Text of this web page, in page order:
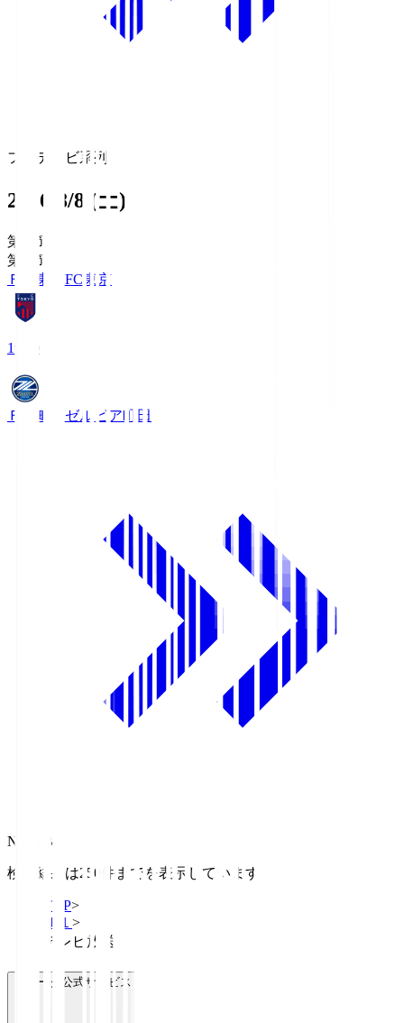
フジテレビ系列
2026/8/8 (土)
第1節
第1節
ＦＣ東京 FC東京
19:00
ＦＣ町田ゼルビア町田
NHK BS
検索結果は250件までを表示しています
TOP>
Ｊ１ >
テレビ放送
Ｊリーグ公式サービス